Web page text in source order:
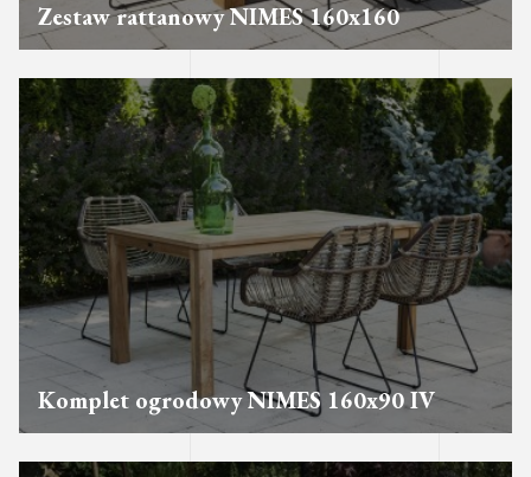
Zestaw rattanowy NIMES 160x160
Komplet ogrodowy NIMES 160x90 IV